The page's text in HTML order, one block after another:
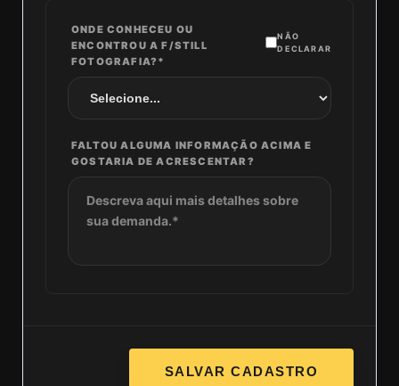
ONDE CONHECEU OU
ENCONTROU A F/STILL
FOTOGRAFIA?*
NÃO
DECLARAR
FALTOU ALGUMA INFORMAÇÃO ACIMA E
GOSTARIA DE ACRESCENTAR?
SALVAR CADASTRO